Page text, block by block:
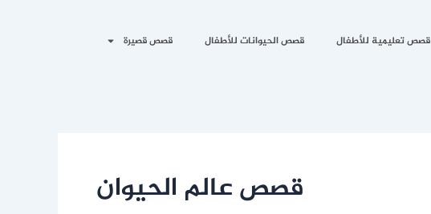
قصص تعليمية للأطفال قصص الحيوانات للأطفال قصص قصيرة
قصص عالم الحيوان